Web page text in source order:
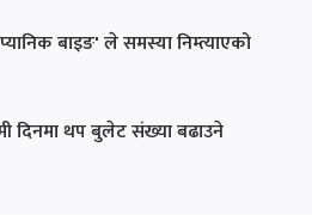
बाइङ' ले समस्या निम्त्याएको
दिनमा थप बुलेट संख्या बढाउने